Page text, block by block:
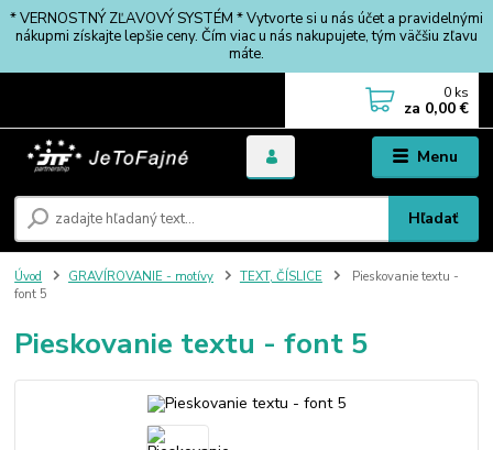
* VERNOSTNÝ ZĽAVOVÝ SYSTÉM * Vytvorte si u nás účet a pravidelnými
nákupmi získajte lepšie ceny. Čím viac u nás nakupujete, tým väčšiu zľavu
máte.
Menu
Hľadať
0 ks
za 0,00 €
Úvod GRAVÍROVANIE - motívy TEXT, ČÍSLICE
Pieskovanie textu -
font 5
Pieskovanie textu - font 5